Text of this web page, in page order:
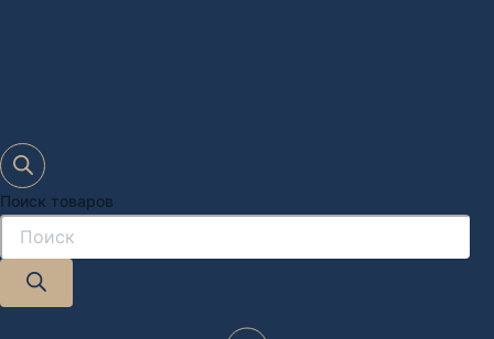
Поиск товаров
Дизайн-проект "под ключ" в Москве